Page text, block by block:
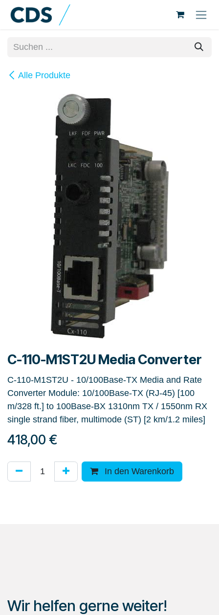
Zum Inhalt springen
Alle Produkte
C-110-M1ST2U Media Converter
C-110-M1ST2U - 10/100Base-TX Media and Rate
Converter Module: 10/100Base-TX (RJ-45) [100
m/328 ft.] to 100Base-BX 1310nm TX / 1550nm RX
single strand fiber, multimode (ST) [2 km/1.2 miles]
418,00 €
In den Warenkorb
Wir helfen gerne weiter!